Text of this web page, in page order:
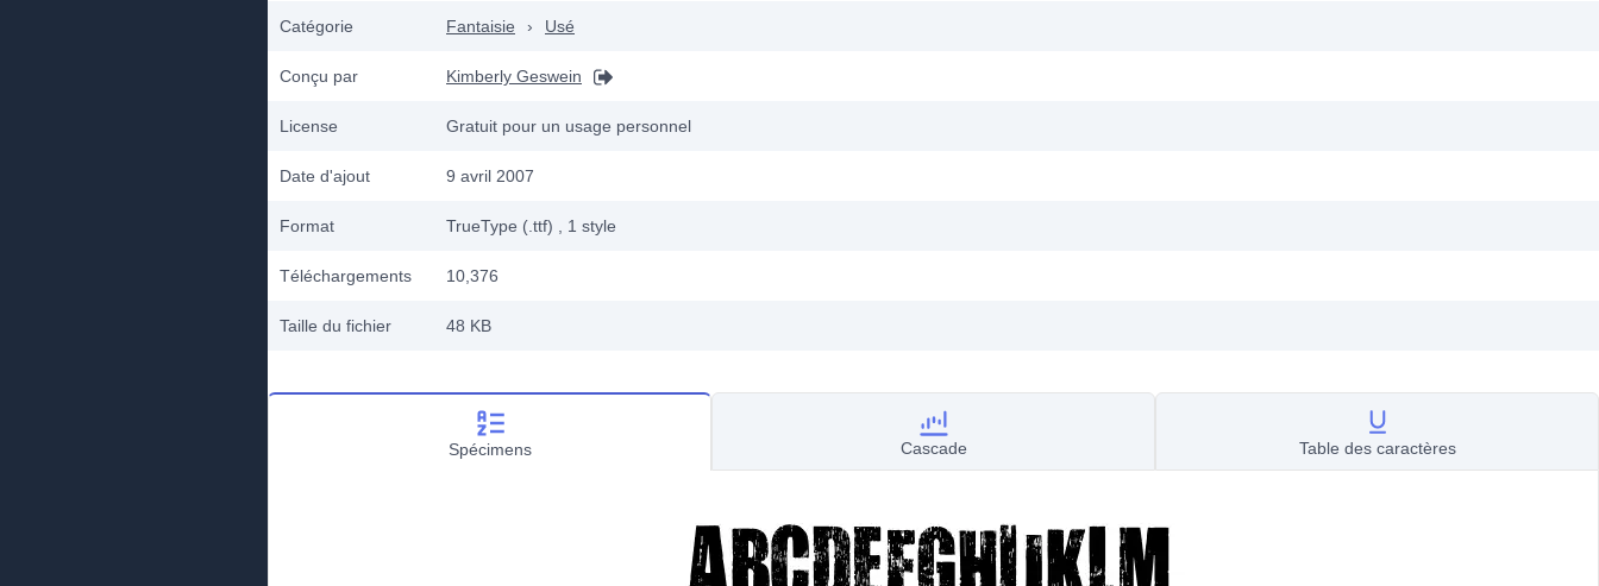
Catégorie Fantaisie › Usé
Conçu par Kimberly Geswein
License Gratuit pour un usage personnel
Date d'ajout 9 avril 2007
Format TrueType (.ttf) , 1 style
Téléchargements 10,376
Taille du fichier 48 KB
Spécimens Cascade Table des caractères